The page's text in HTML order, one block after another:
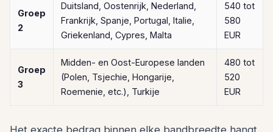
Groep
2
Duitsland, Oostenrijk, Nederland,
Frankrijk, Spanje, Portugal, Italie,
Griekenland, Cypres, Malta
540 tot
580
EUR
Groep
3
Midden- en Oost-Europese landen
(Polen, Tsjechie, Hongarije,
Roemenie, etc.), Turkije
480 tot
520
EUR
Het exacte bedrag binnen elke bandbreedte hangt